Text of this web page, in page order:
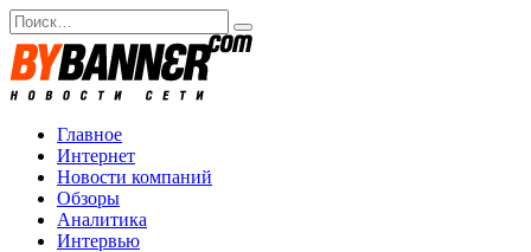
Перейти
к
содержанию
Search
for:
Главное
Интернет
Новости компаний
Обзоры
Аналитика
Интервью